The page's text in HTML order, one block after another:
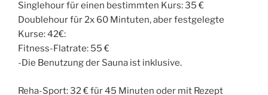
Singlehour für einen bestimmten Kurs: 35 €
Doublehour für 2x 60 Mintuten, aber festgelegte
Kurse: 42€:
Fitness-Flatrate: 55 €
-Die Benutzung der Sauna ist inklusive.
Reha-Sport: 32 € für 45 Minuten oder mit Rezept